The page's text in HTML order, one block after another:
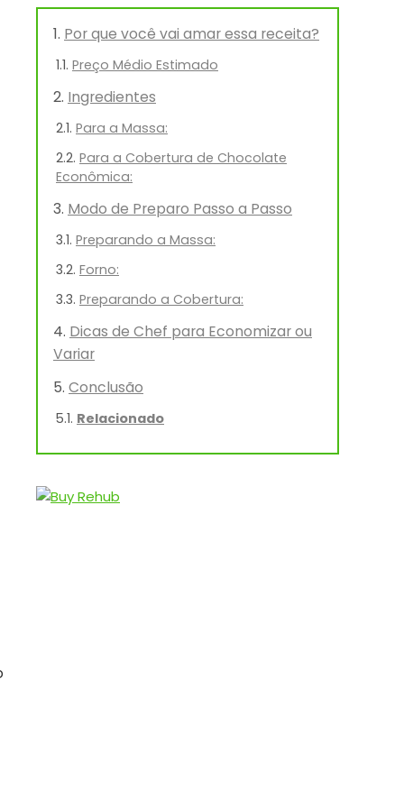
Por que você vai amar essa receita?
Preço Médio Estimado
Ingredientes
Para a Massa:
Para a Cobertura de Chocolate
Econômica:
Modo de Preparo Passo a Passo
Preparando a Massa:
Forno:
Preparando a Cobertura:
Dicas de Chef para Economizar ou
Variar
Conclusão
Relacionado